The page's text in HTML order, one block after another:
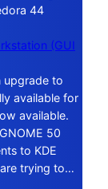
44
(GUI
upgrade to
available for
available.
50
to KDE
trying to…